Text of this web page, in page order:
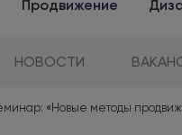
Продвижение
НОВОСТИ
«Новые методы